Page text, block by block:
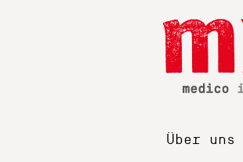
Über uns